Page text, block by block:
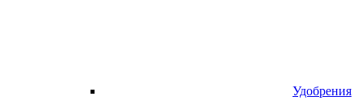
Удобрения